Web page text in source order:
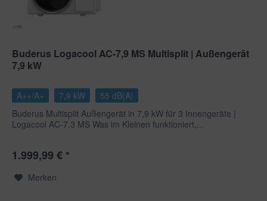
Buderus Logacool AC-7,9 MS Multisplit | Außengerät
7,9 kW
A++/A+ 7,9 kW
55 dB(A)
Buderus Multisplit Außengerät in 7,9 kW für 3 Innengeräte |
Logacool AC-7,3 MS Was im Kleinen funktioniert,...
1.999,99 € *
Merken